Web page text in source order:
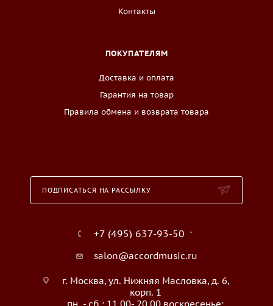
Контакты
ПОКУПАТЕЛЯМ
Доставка и оплата
Гарантия на товар
Правила обмена и возврата товара
ПОДПИСАТЬСЯ НА РАССЫЛКУ
+7 (495) 637-93-50
salon@accordmusic.ru
г. Москва, ул. Нижняя Масловка, д. 6,
корп. 1